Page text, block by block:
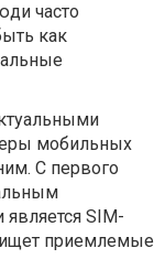
часто
как
мобильных
С первого
SIM-
ищет приемлемые